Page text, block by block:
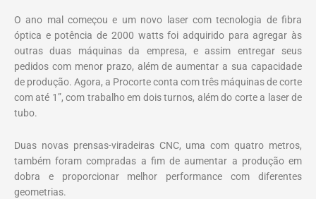
O ano mal começou e um novo laser com tecnologia de fibra
óptica e potência de 2000 watts foi adquirido para agregar às
outras duas máquinas da empresa, e assim entregar seus
pedidos com menor prazo, além de aumentar a sua capacidade
de produção. Agora, a Procorte conta com três máquinas de corte
com até 1”, com trabalho em dois turnos, além do corte a laser de
tubo.
Duas novas prensas-viradeiras CNC, uma com quatro metros,
também foram compradas a fim de aumentar a produção em
dobra e proporcionar melhor performance com diferentes
geometrias.